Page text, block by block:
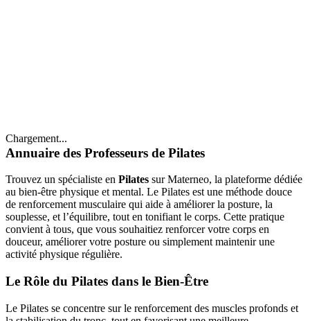
Chargement...
Annuaire des Professeurs de Pilates
Trouvez un spécialiste en Pilates sur Materneo, la plateforme dédiée
au bien-être physique et mental. Le Pilates est une méthode douce
de renforcement musculaire qui aide à améliorer la posture, la
souplesse, et l’équilibre, tout en tonifiant le corps. Cette pratique
convient à tous, que vous souhaitiez renforcer votre corps en
douceur, améliorer votre posture ou simplement maintenir une
activité physique régulière.
Le Rôle du Pilates dans le Bien-Être
Le Pilates se concentre sur le renforcement des muscles profonds et